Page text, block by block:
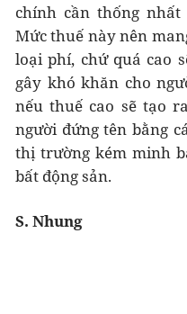
chính cần thống
Mức thuế này nên
loại phí, chứ quá cao
gây khó khăn cho
nếu thuế cao sẽ tạo
người đứng tên bằng
thị trường kém minh
bất động sản.
S. Nhung